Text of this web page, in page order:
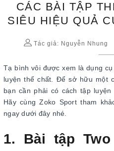
CÁC BÀI TẬP
SIÊU HIỆU QUẢ
Tác giả: Nguyễn Nhung
Tạ bình vôi được xem là dụng
luyện thể chất. Để sở hữu một
bạn cần phải có cách tập
Hãy cùng Zoko Sport tham
ngay dưới đây nhé.
1. Bài tập